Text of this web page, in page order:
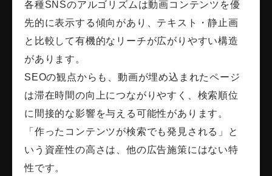
各種SNSのアルゴリズムは動画コンテンツを優
先的に表示する傾向があり、テキスト・静止画
と比較して有機的なリーチが広がりやすい構造
があります。
SEOの観点からも、動画が埋め込まれたページ
は滞在時間の向上につながりやすく、検索順位
に間接的な影響を与える可能性があります。
「作ったコンテンツが検索でも発見される」と
いう資産性の高さは、他の広告施策にはない特
性です。